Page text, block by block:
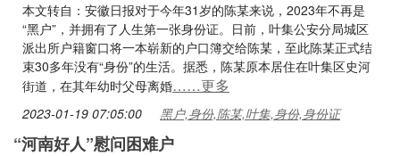
本文转自：安徽日报对于今年31岁的陈某来说，2023年不再是
“黑户”，并拥有了人生第一张身份证。日前，叶集公安分局城区
派出所户籍窗口将一本崭新的户口簿交给陈某，至此陈某正式结
束30多年没有“身份”的生活。据悉，陈某原本居住在叶集区史河
街道，在其年幼时父母离婚……更多
2023-01-19 07:05:00 黑户,身份,陈某,叶集,身份,身份证
“河南好人”慰问困难户